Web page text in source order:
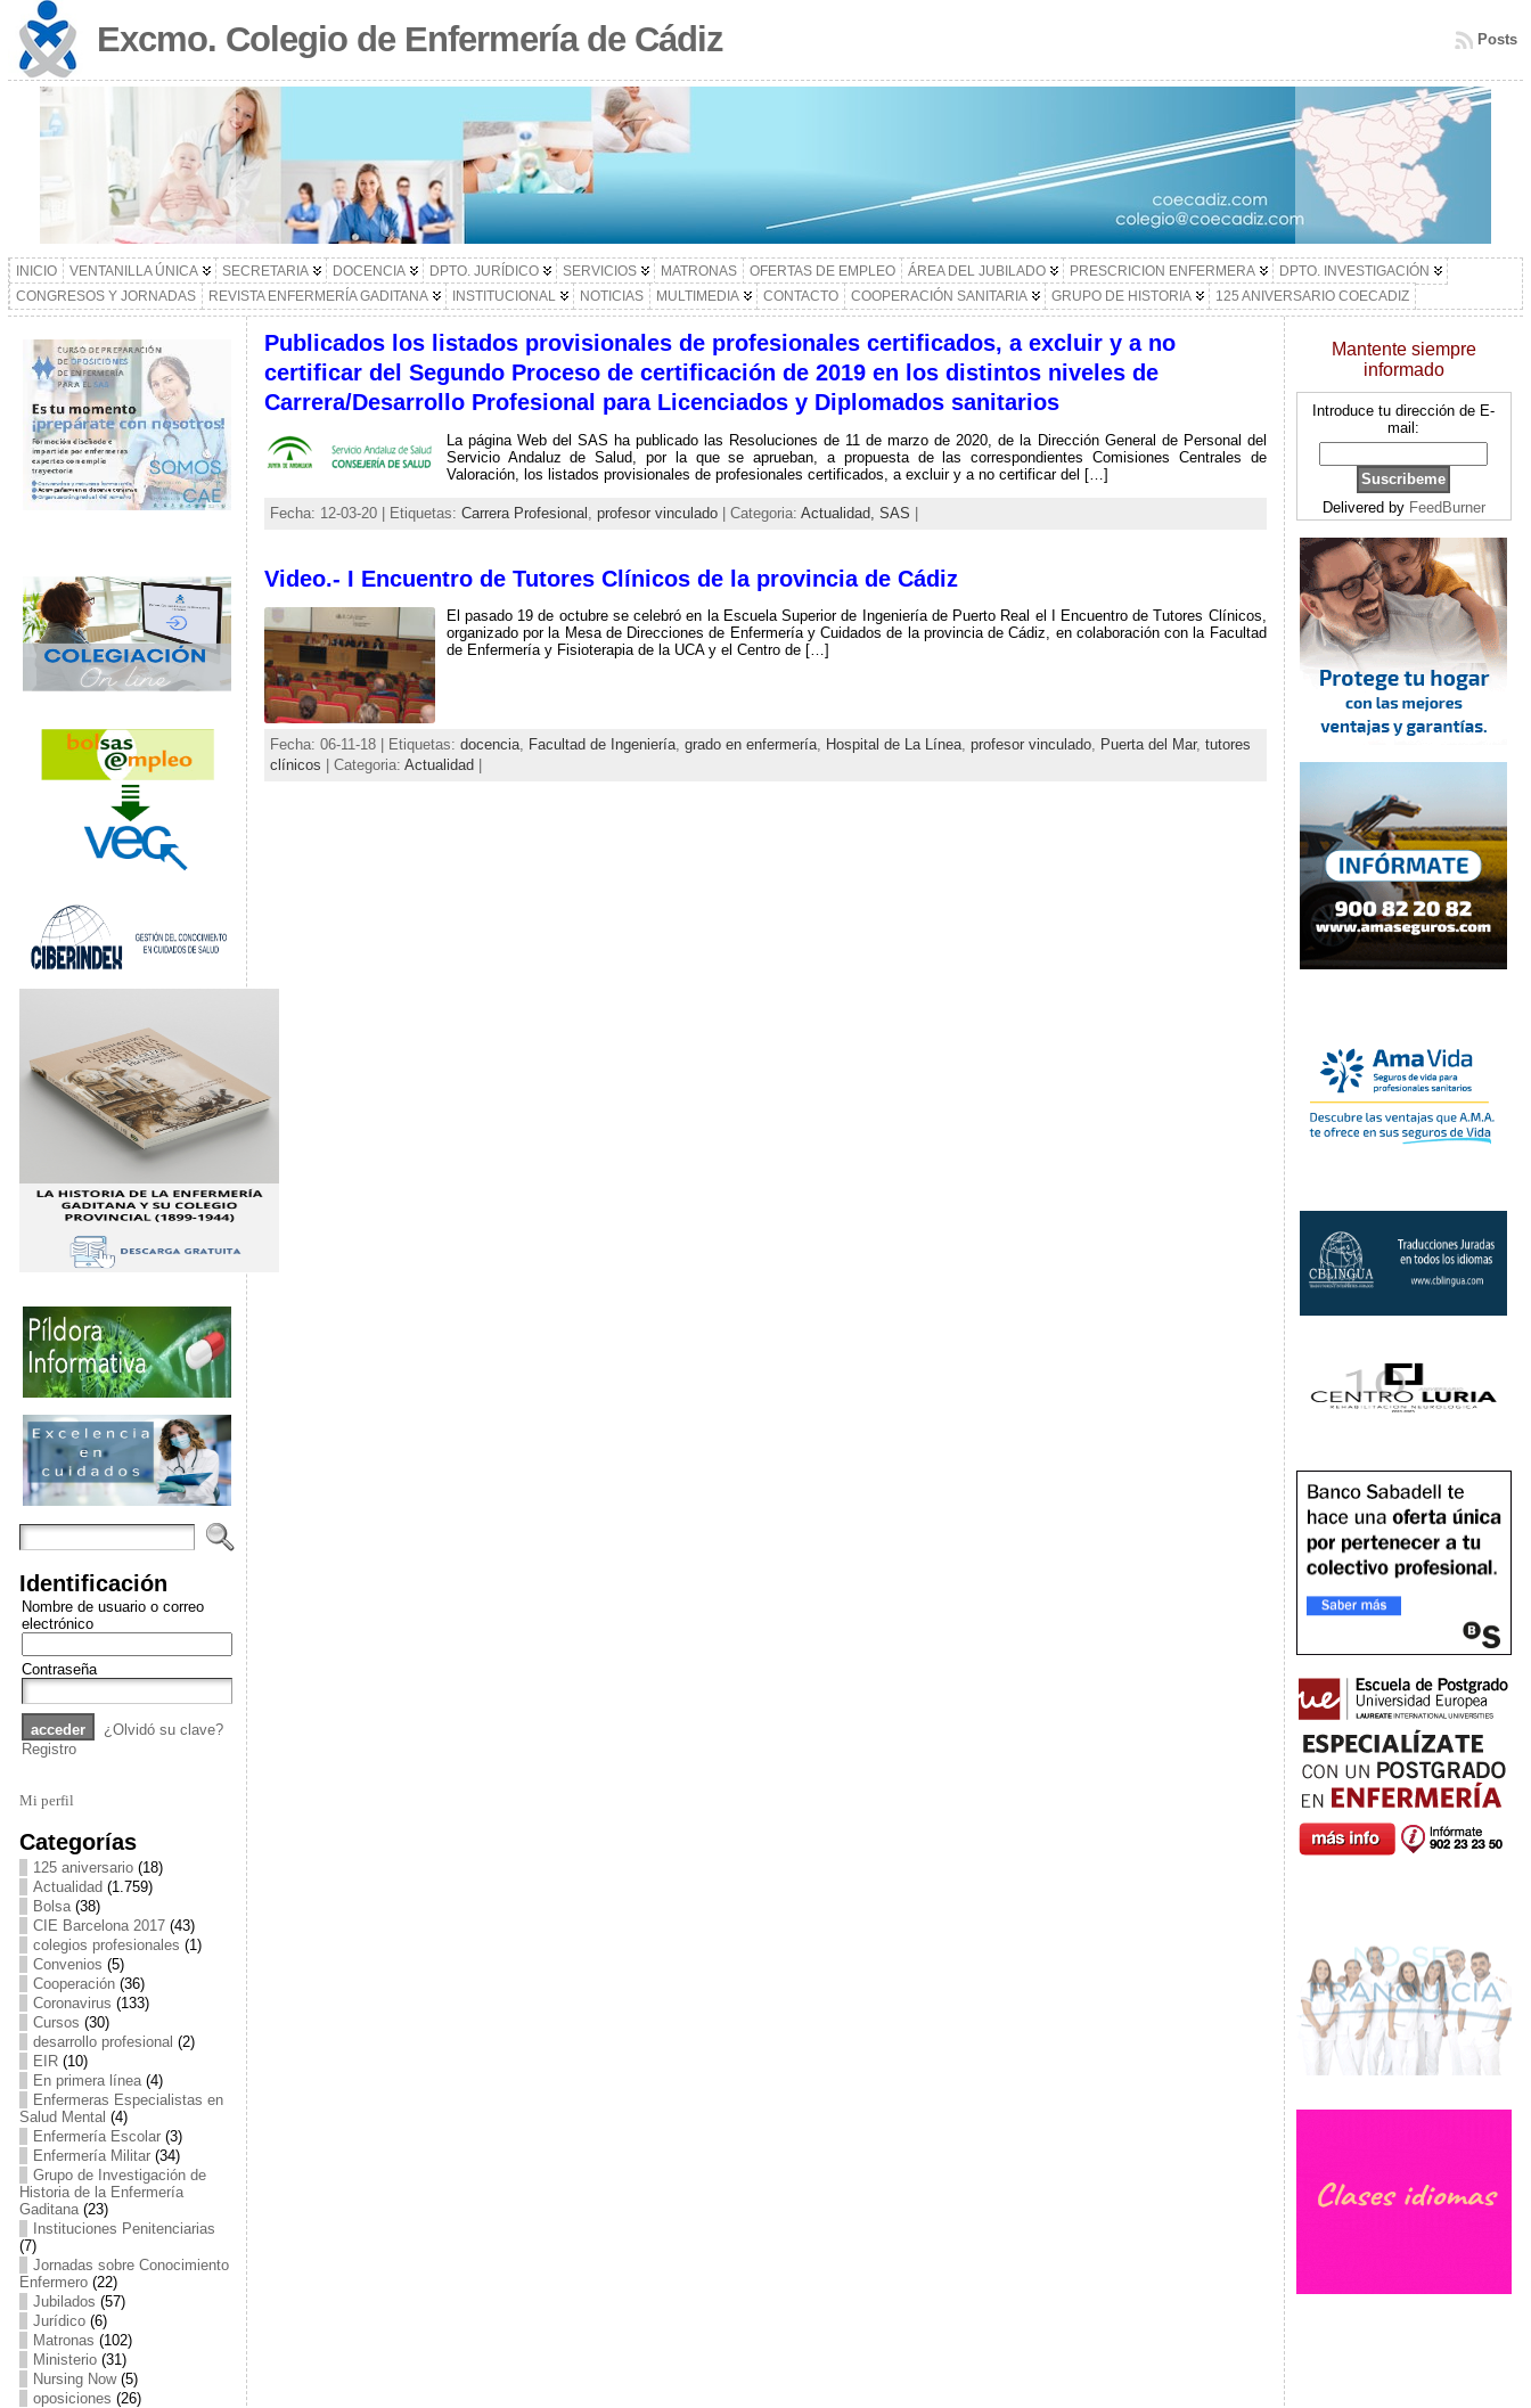
Excmo. Colegio de Enfermería de Cádiz Posts
INICIO VENTANILLA ÚNICA SECRETARIA DOCENCIA DPTO. JURÍDICO SERVICIOS MATRONAS OFERTAS DE EMPLEO ÁREA DEL JUBILADO PRESCRICION ENFERMERA
DPTO. INVESTIGACIÓN
CONGRESOS Y JORNADAS
REVISTA ENFERMERÍA GADITANA INSTITUCIONAL NOTICIAS MULTIMEDIA CONTACTO COOPERACIÓN SANITARIA GRUPO DE HISTORIA 125 ANIVERSARIO COECADIZ
Identificación
Nombre de usuario o correo
electrónico
Contraseña
¿Olvidó su clave?
Registro
Mi perfil
Categorías
125 aniversario(18)
Actualidad (1.759)
Bolsa(38)
CIE Barcelona 2017(43)
colegios profesionales (1)
Convenios (5)
Cooperación(36)
Coronavirus (133)
Cursos (30)
desarrollo profesional (2)
EIR(10)
En primera línea(4)
Enfermeras Especialistas en
Salud Mental (4)
Enfermería Escolar(3)
Enfermería Militar(34)
Grupo de Investigación de
Historia de la Enfermería
Gaditana(23)
Instituciones Penitenciarias
(7)
Jornadas sobre Conocimiento
Enfermero(22)
Jubilados (57)
Jurídico(6)
Matronas (102)
Ministerio(31)
Nursing Now(5)
oposiciones (26)
Publicados los listados provisionales de profesionales certificados, a excluir y a no
certificar del Segundo Proceso de certificación de 2019 en los distintos niveles de
Carrera/Desarrollo Profesional para Licenciados y Diplomados sanitarios
La página Web del SAS ha publicado las Resoluciones de 11 de marzo de 2020, de la Dirección General de Personal del
Servicio Andaluz de Salud, por la que se aprueban, a propuesta de las correspondientes Comisiones Centrales de
Valoración, los listados provisionales de profesionales certificados, a excluir y a no certificar del […]
Fecha: 12-03-20 | Etiquetas: Carrera Profesional profesor vinculado| Categoria: Actualidad, SAS |
Video.- I Encuentro de Tutores Clínicos de la provincia de Cádiz
El pasado 19 de octubre se celebró en la Escuela Superior de Ingeniería de Puerto Real el I Encuentro de Tutores Clínicos,
organizado por la Mesa de Direcciones de Enfermería y Cuidados de la provincia de Cádiz, en colaboración con la Facultad
de Enfermería y Fisioterapia de la UCA y el Centro de […]
Fecha: 06-11-18 | Etiquetas: docencia, Facultad de Ingeniería, grado en enfermería, Hospital de La Línea, profesor vinculado, Puerta del Mar, tutores
clínicos | Categoria: Actualidad
Mantente siempre
informado
Introduce tu dirección de E-
mail:
Delivered by FeedBurner